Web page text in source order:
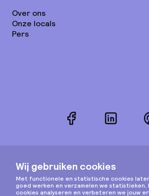
Over ons
Onze locals
Pers
FacebookLinkedIn